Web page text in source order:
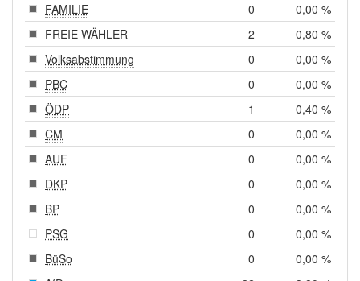
FAMILIE
0
0,00 %
FREIE WÄHLER
2
0,80 %
Volksabstimmung
0
0,00 %
PBC
0
0,00 %
ÖDP
1
0,40 %
CM
0
0,00 %
AUF
0
0,00 %
DKP
0
0,00 %
BP
0
0,00 %
PSG
0
0,00 %
BüSo
0
0,00 %